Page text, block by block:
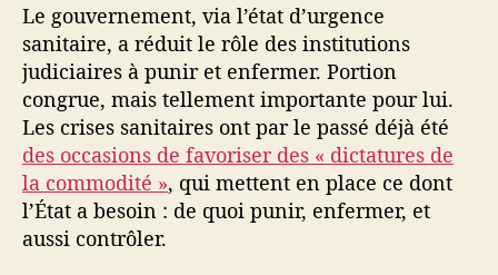
Le gouvernement, via l’état d’urgence
sanitaire, a réduit le rôle des institutions
judiciaires à punir et enfermer. Portion
congrue, mais tellement importante pour lui.
Les crises sanitaires ont par le passé déjà été
des occasions de favoriser des « dictatures de
la commodité », qui mettent en place ce dont
l’État a besoin : de quoi punir, enfermer, et
aussi contrôler.